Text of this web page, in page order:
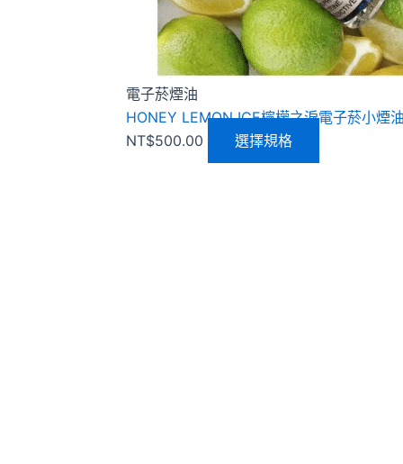
電子菸煙油
HONEY LEMON ICE檸檬之淚電子菸小煙
NT$500.00 選擇規格
可
在
產
品
面